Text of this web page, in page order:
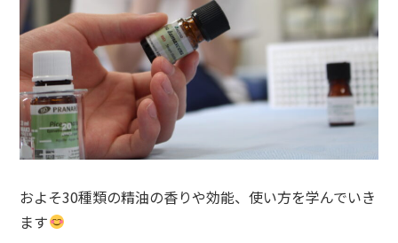
およそ30種類の精油の香りや効能、使い方を学んでいき
ます